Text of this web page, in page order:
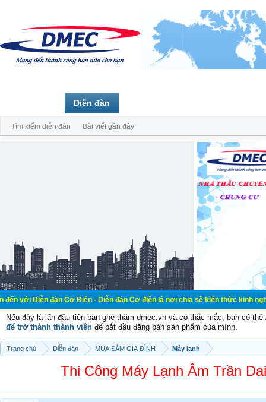
đàn Cơ Điện - Diễn đàn Cơ điện là nơi chia sẽ kiến thức kinh nghiệm
Nếu đây là lần đầu tiên bạn ghé thăm dmec.vn và có thắc mắc, bạn có
để trở thành thành viên để bắt đầu đăng bán sản phẩm của mình.
Trang chủ Diễn đàn MUA SẮM GIA ĐÌNH Máy lạnh
Thi Công Máy Lạnh Âm Trần
Diễn đàn
Tìm kiếm diễn đàn Bài viết gần đây